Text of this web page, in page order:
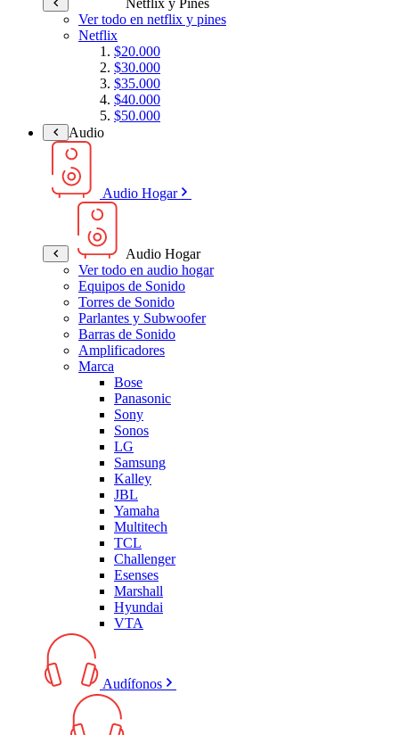
Ver todo en netflix y pines
Netflix
$20.000
$30.000
$35.000
$40.000
$50.000
Audio
Audio Hogar
Audio Hogar
Ver todo en audio hogar
Equipos de Sonido
Torres de Sonido
Parlantes y Subwoofer
Barras de Sonido
Amplificadores
Marca
Bose
Panasonic
Sony
Sonos
LG
Samsung
Kalley
JBL
Yamaha
Multitech
TCL
Challenger
Esenses
Marshall
Hyundai
VTA
Audífonos